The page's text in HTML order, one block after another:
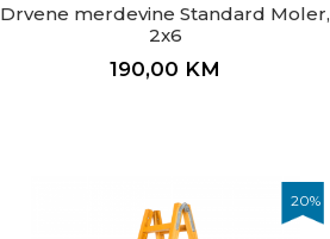
Drvene merdevine Standard Moler,
2x6
190,00 KM
20%